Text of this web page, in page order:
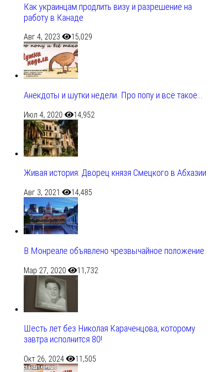
Как украинцам продлить визу и разрешение на
работу в Канаде
Авг 4, 2023 15,029
Анекдоты и шутки недели. Про попу и всё такое…
Июл 4, 2020 14,952
Живая история: Дворец князя Смецкого в Абхазии
Авг 3, 2021 14,485
В Монреале объявлено чрезвычайное положение
Мар 27, 2020 11,732
Шесть лет без Николая Караченцова, которому
завтра исполнится 80!
Окт 26, 2024 11,505